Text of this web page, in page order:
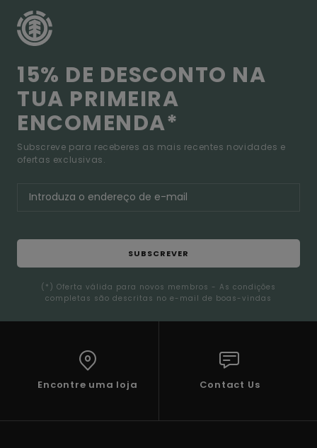
15% DE DESCONTO NA
TUA PRIMEIRA
ENCOMENDA*
Subscreve para receberes as mais recentes novidades e
ofertas exclusivas.
SUBSCREVER
(*) Oferta válida para novos membros - As condições
completas são descritas no e-mail de boas-vindas
Encontre uma loja Contact Us